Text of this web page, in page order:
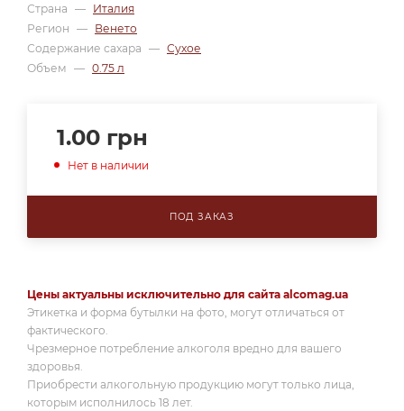
Страна — Италия
Регион — Венето
Содержание сахара — Сухое
Объем — 0.75 л
1.00 грн
Нет в наличии
ПОД ЗАКАЗ
Цены актуальны исключительно для сайта alcomag.ua
Этикетка и форма бутылки на фото, могут отличаться от
фактического.
Чрезмерное потребление алкоголя вредно для вашего
здоровья.
Приобрести алкогольную продукцию могут только лица,
которым исполнилось 18 лет.